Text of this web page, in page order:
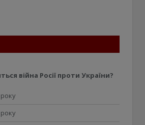
війна Росії проти України?